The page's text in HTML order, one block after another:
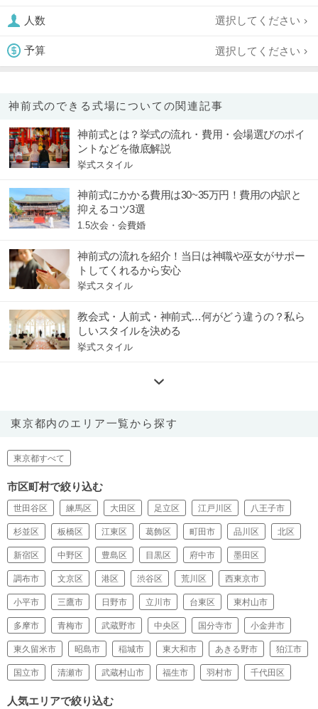
人数 選択してください
予算 選択してください
神前式のできる式場についての関連記事
神前式とは？挙式の流れ・費用・会場選びのポイ
ントなどを徹底解説
挙式スタイル
神前式にかかる費用は30~35万円！費用の内訳と
抑えるコツ3選
1.5次会・会費婚
神前式の流れを紹介！当日は神職や巫女がサポー
トしてくれるから安心
挙式スタイル
教会式・人前式・神前式…何がどう違うの？私ら
しいスタイルを決める
挙式スタイル
東京都内のエリア一覧から探す
東京都すべて
市区町村で絞り込む
世田谷区 練馬区 大田区 足立区 江戸川区 八王子市
杉並区 板橋区 江東区 葛飾区 町田市 品川区 北区
新宿区 中野区 豊島区 目黒区 府中市 墨田区
調布市 文京区 港区 渋谷区 荒川区 西東京市
小平市 三鷹市 日野市 立川市 台東区 東村山市
多摩市 青梅市 武蔵野市 中央区 国分寺市 小金井市
東久留米市 昭島市 稲城市 東大和市 あきる野市 狛江市
国立市 清瀬市 武蔵村山市 福生市 羽村市 千代田区
人気エリアで絞り込む